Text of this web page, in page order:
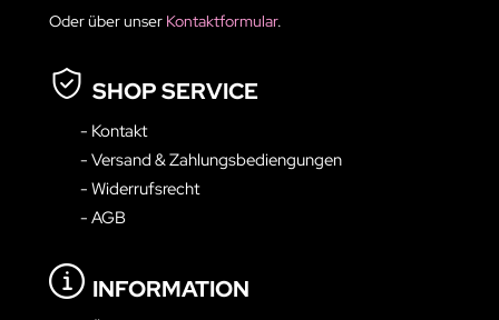
Oder über unser Kontaktformular.
SHOP SERVICE
- Kontakt
- Versand & Zahlungsbediengungen
- Widerrufsrecht
- AGB
INFORMATION